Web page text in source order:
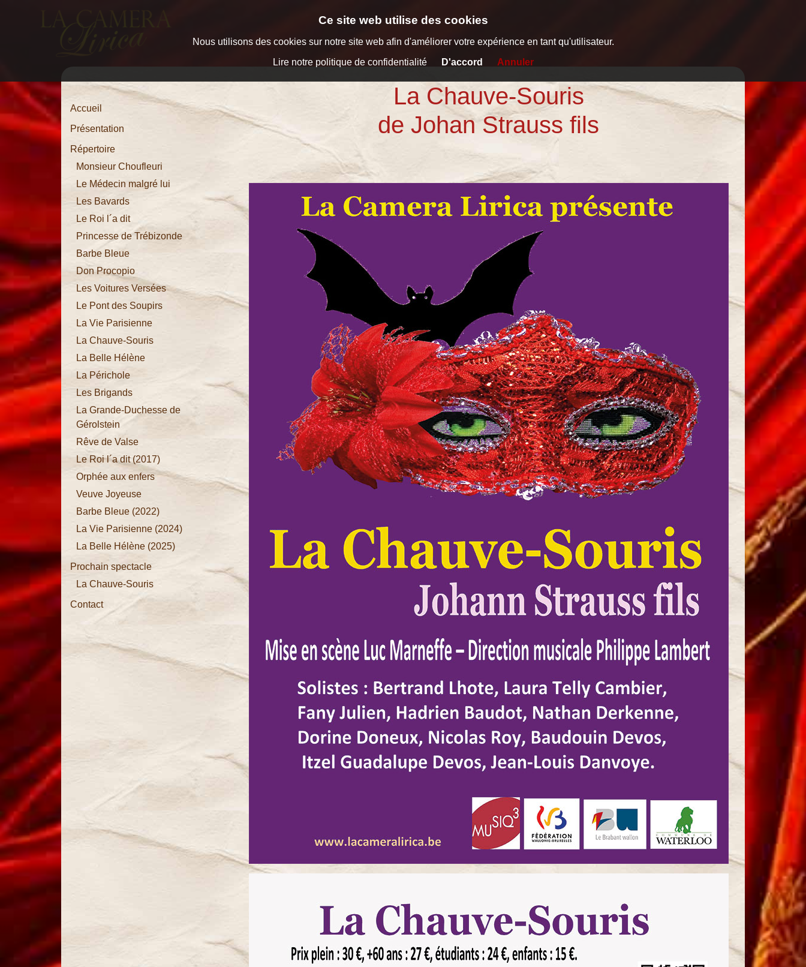
Ce site web utilise des cookies
Nous utilisons des cookies sur notre site web afin d'améliorer votre expérience en tant qu'utilisateur.
Lire notre politique de confidentialité
D'accord Annuler
Répertoire
Monsieur
Choufleuri
Le Roi l´a
dit
Princesse
de
Trébizonde
Barbe
Bleue
Don
Procopio
Les
Voitures
Le Pont
La Vie
Parisienne
La
Chauve-
Souris
La Belle
Hélène
La
Brigands
La Grande-
Duchesse
de
Gérolstein
Rêve de
Valse
Orphée
Accueil
Présentation
Répertoire
Monsieur Choufleuri
Le Médecin malgré lui
Les Bavards
Le Roi l´a dit
Princesse de Trébizonde
Barbe Bleue
Don Procopio
Les Voitures Versées
Le Pont des Soupirs
La Vie Parisienne
La Chauve-Souris
La Belle Hélène
La Périchole
Les Brigands
La Grande-Duchesse de
Gérolstein
Rêve de Valse
Le Roi l´a dit (2017)
Orphée aux enfers
Veuve Joyeuse
Barbe Bleue (2022)
La Vie Parisienne (2024)
La Belle Hélène (2025)
Prochain spectacle
La Chauve-Souris
Contact
La Chauve-Souris
de Johan Strauss fils